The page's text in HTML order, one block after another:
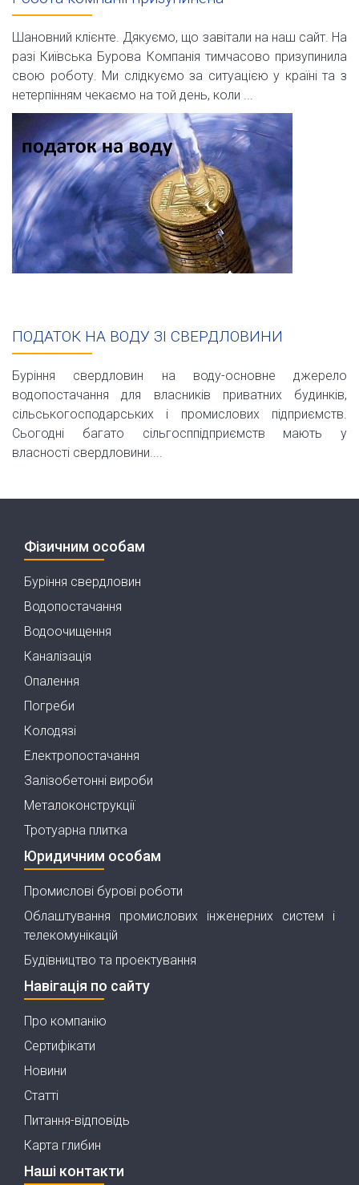
Шановний клієнте. Дякуємо, що завітали на наш сайт. На
разі Київська Бурова Компанія тимчасово призупинила
свою роботу. Ми слідкуємо за ситуацією у країні та з
нетерпінням чекаємо на той день, коли ...
ПОДАТОК НА ВОДУ ЗІ СВЕРДЛОВИНИ
Буріння свердловин на воду-основне джерело
водопостачання для власників приватних будинків,
сільськогосподарських і промислових підприємств.
Сьогодні багато сільгосппідприємств мають у
власності свердловини....
Фізичним особам
Буріння свердловин
Водопостачання
Водоочищення
Каналізація
Опалення
Погреби
Колодязі
Електропостачання
Залізобетонні вироби
Металоконструкції
Тротуарна плитка
Юридичним особам
Промислові бурові роботи
Облаштування промислових інженерних систем і
телекомунікацій
Будівництво та проектування
Навігація по сайту
Про компанію
Сертифікати
Новини
Статті
Питання-відповідь
Карта глибин
Наші контакти